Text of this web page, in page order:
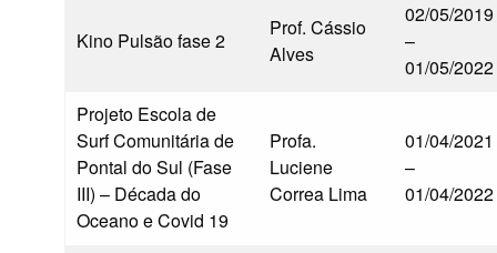
Kino Pulsão fase 2
Prof. Cássio
Alves
02/05/2019
–
01/05/2022
Projeto Escola de
Surf Comunitária de
Pontal do Sul (Fase
III) – Década do
Oceano e Covid 19
Profa.
Luciene
Correa Lima
01/04/2021
–
01/04/2022